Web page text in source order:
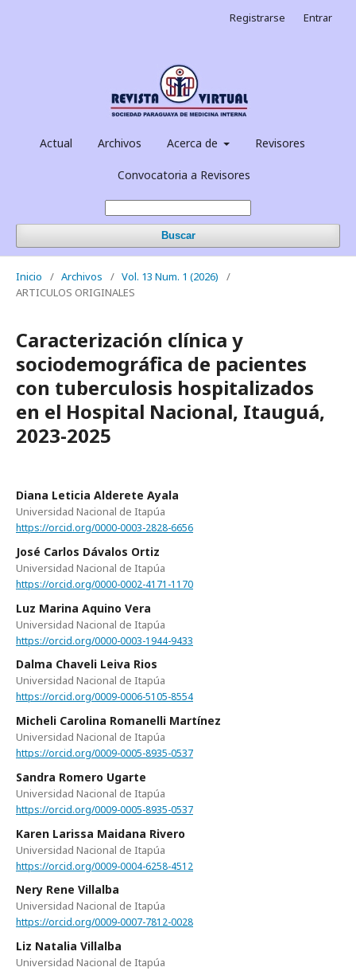
Actual Archivos Acerca de Revisores
Convocatoria a Revisores
Buscar
Registrarse Entrar
Inicio / Archivos / Vol. 13 Num. 1 (2026)
/
ARTICULOS ORIGINALES
Caracterización clínica y
sociodemográfica de pacientes
con tuberculosis hospitalizados
en el Hospital Nacional, Itauguá,
2023-2025
Diana Leticia Alderete Ayala
Universidad Nacional de Itapúa
https://orcid.org/0000-0003-2828-6656
José Carlos Dávalos Ortiz
Universidad Nacional de Itapúa
https://orcid.org/0000-0002-4171-1170
Luz Marina Aquino Vera
Universidad Nacional de Itapúa
https://orcid.org/0000-0003-1944-9433
Dalma Chaveli Leiva Rios
Universidad Nacional de Itapúa
https://orcid.org/0009-0006-5105-8554
Micheli Carolina Romanelli Martínez
Universidad Nacional de Itapúa
https://orcid.org/0009-0005-8935-0537
Sandra Romero Ugarte
Universidad Nacional de Itapúa
https://orcid.org/0009-0005-8935-0537
Karen Larissa Maidana Rivero
Universidad Nacional de Itapúa
https://orcid.org/0009-0004-6258-4512
Nery Rene Villalba
Universidad Nacional de Itapúa
https://orcid.org/0009-0007-7812-0028
Liz Natalia Villalba
Universidad Nacional de Itapúa